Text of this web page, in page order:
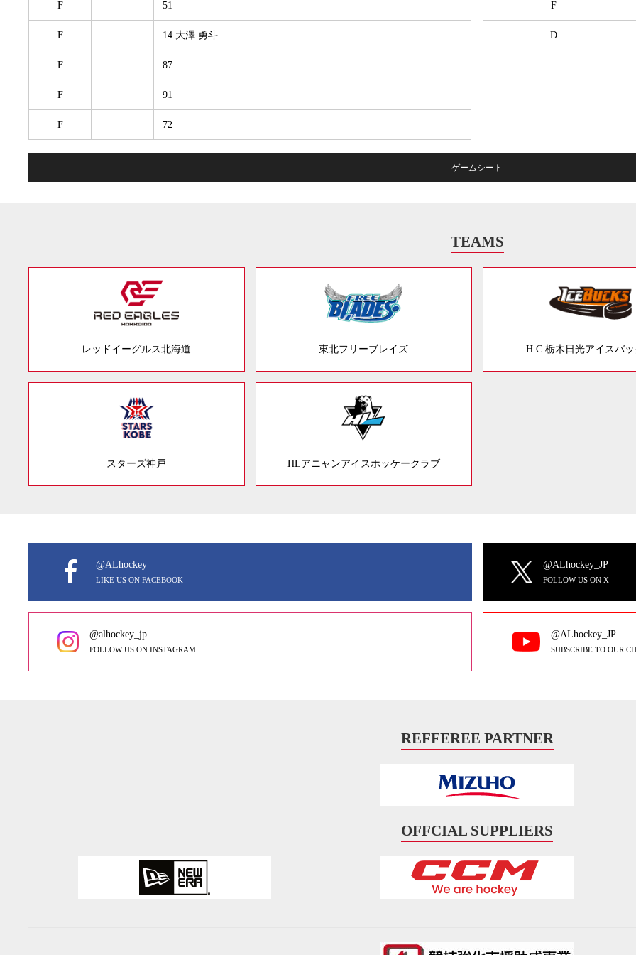
F 51
F 14.大澤 勇斗
F 87
F 91
F 72
F
D
ゲームシート
TEAMS
レッドイーグルス北海道 東北フリーブレイズ H.C.栃木日光アイスバ
スターズ神戸 HLアニャンアイスホッケークラブ
@ALhockey
LIKE US ON FACEBOOK
@ALhockey_JP
FOLLOW US ON X
@alhockey_jp
FOLLOW US ON INSTAGRAM
@ALhockey_JP
SUBSCRIBE TO OUR
REFFEREE PARTNER
OFFCIAL SUPPLIERS